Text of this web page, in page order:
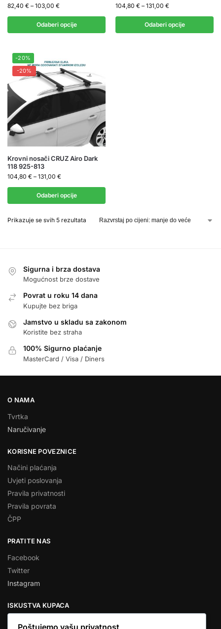
82,40 € – 103,00 €
Odaberi opcije
104,80 € – 131,00 €
Odaberi opcije
-20%
-20%
Krovni nosači CRUZ Airo Dark
118 925-813
104,80 € – 131,00 €
Odaberi opcije
Prikazuje se svih 5 rezultata
Sigurna i brza dostava
Mogućnost brze dostave
Povrat u roku 14 dana
Kupujte bez briga
Jamstvo u skladu sa zakonom
Koristite bez straha
100% Sigurno plaćanje
MasterCard / Visa / Diners
O NAMA
Tvrtka
Naručivanje
KORISNE POVEZNICE
Načini plaćanja
Uvjeti poslovanja
Pravila privatnosti
Pravila povrata
ČPP
PRATITE NAS
Facebook
Twitter
Instagram
ISKUSTVA KUPACA